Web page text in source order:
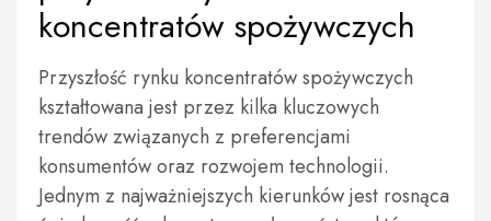
koncentratów spożywczych
Przyszłość rynku koncentratów spożywczych
kształtowana jest przez kilka kluczowych
trendów związanych z preferencjami
konsumentów oraz rozwojem technologii.
Jednym z najważniejszych kierunków jest rosnąca